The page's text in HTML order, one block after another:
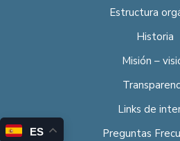
Estructura
Historia
Misión –
Links de
Preguntas
ES